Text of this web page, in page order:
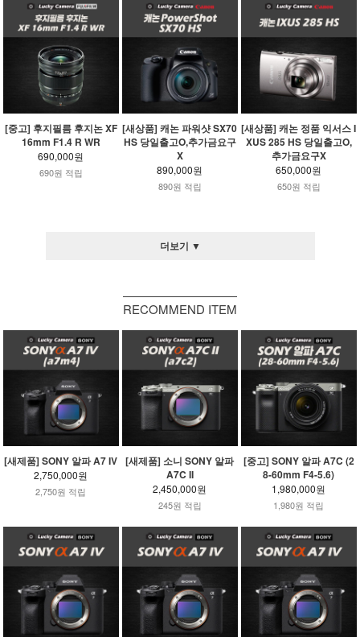
[중고] 후지필름 후지논 XF
16mm F1.4 R WR
690,000원
690원 적립
[새상품] 캐논 파워샷 SX70
HS 당일출고O,추가금요구
X
890,000원
890원 적립
[새상품] 캐논 정품 익서스 I
XUS 285 HS 당일출고O,
추가금요구X
650,000원
650원 적립
더보기 ▼
RECOMMEND ITEM
[새제품] SONY 알파 A7 IV
2,750,000원
2,750원 적립
[새제품] 소니 SONY 알파
A7C II
2,450,000원
245원 적립
[중고] SONY 알파 A7C (2
8-60mm F4-5.6)
1,980,000원
1,980원 적립